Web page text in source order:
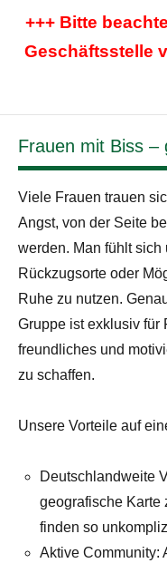
+++ Bitte
Geschäftsstelle
Frauen mit Biss –
Viele Frauen trauen
Angst, von der Seite
werden. Man fühlt
Rückzugsorte oder
Ruhe zu nutzen.
Gruppe ist exklusiv für
freundliches und
zu schaffen.
Unsere Vorteile auf
Deutschlandweite
geografische Karte
finden so
Aktive Community: